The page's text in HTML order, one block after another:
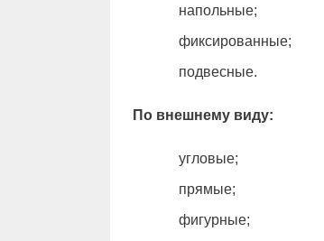
напольные;
фиксированные;
подвесные.
По внешнему виду:
угловые;
прямые;
фигурные;